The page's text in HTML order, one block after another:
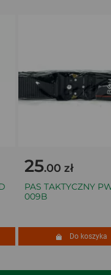
25.00 zł
PAS TAKTYCZNY PW-
009B
Do koszyka